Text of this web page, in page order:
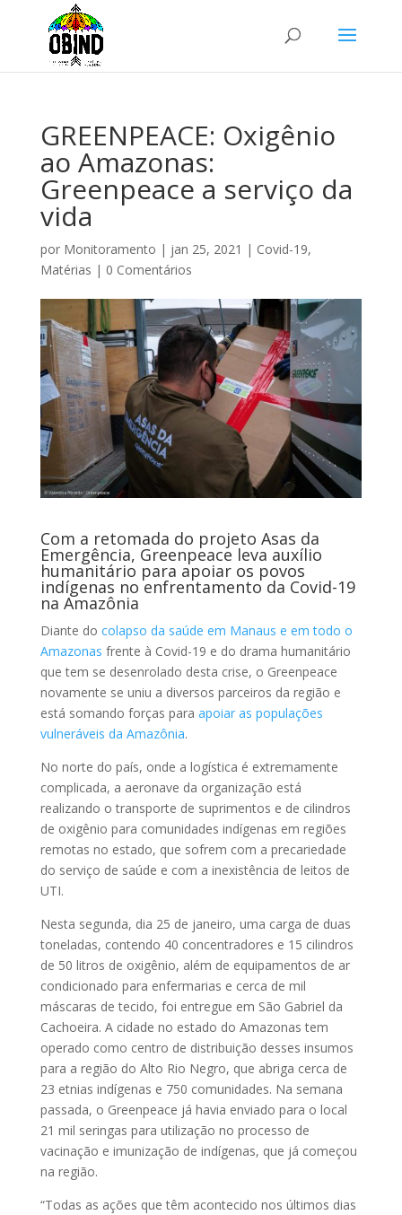
GREENPEACE: Oxigênio
ao Amazonas:
Greenpeace a serviço da
vida
por Monitoramento | jan 25, 2021 | Covid-19,
Matérias | 0 Comentários
Com a retomada do projeto Asas da
Emergência, Greenpeace leva auxílio
humanitário para apoiar os povos
indígenas no enfrentamento da Covid-19
na Amazônia
Diante do colapso da saúde em Manaus e em todo o
Amazonas frente à Covid-19 e do drama humanitário
que tem se desenrolado desta crise, o Greenpeace
novamente se uniu a diversos parceiros da região e
está somando forças para apoiar as populações
vulneráveis da Amazônia.
No norte do país, onde a logística é extremamente
complicada, a aeronave da organização está
realizando o transporte de suprimentos e de cilindros
de oxigênio para comunidades indígenas em regiões
remotas no estado, que sofrem com a precariedade
do serviço de saúde e com a inexistência de leitos de
UTI.
Nesta segunda, dia 25 de janeiro, uma carga de duas
toneladas, contendo 40 concentradores e 15 cilindros
de 50 litros de oxigênio, além de equipamentos de ar
condicionado para enfermarias e cerca de mil
máscaras de tecido, foi entregue em São Gabriel da
Cachoeira. A cidade no estado do Amazonas tem
operado como centro de distribuição desses insumos
para a região do Alto Rio Negro, que abriga cerca de
23 etnias indígenas e 750 comunidades. Na semana
passada, o Greenpeace já havia enviado para o local
21 mil seringas para utilização no processo de
vacinação e imunização de indígenas, que já começou
na região.
“Todas as ações que têm acontecido nos últimos dias